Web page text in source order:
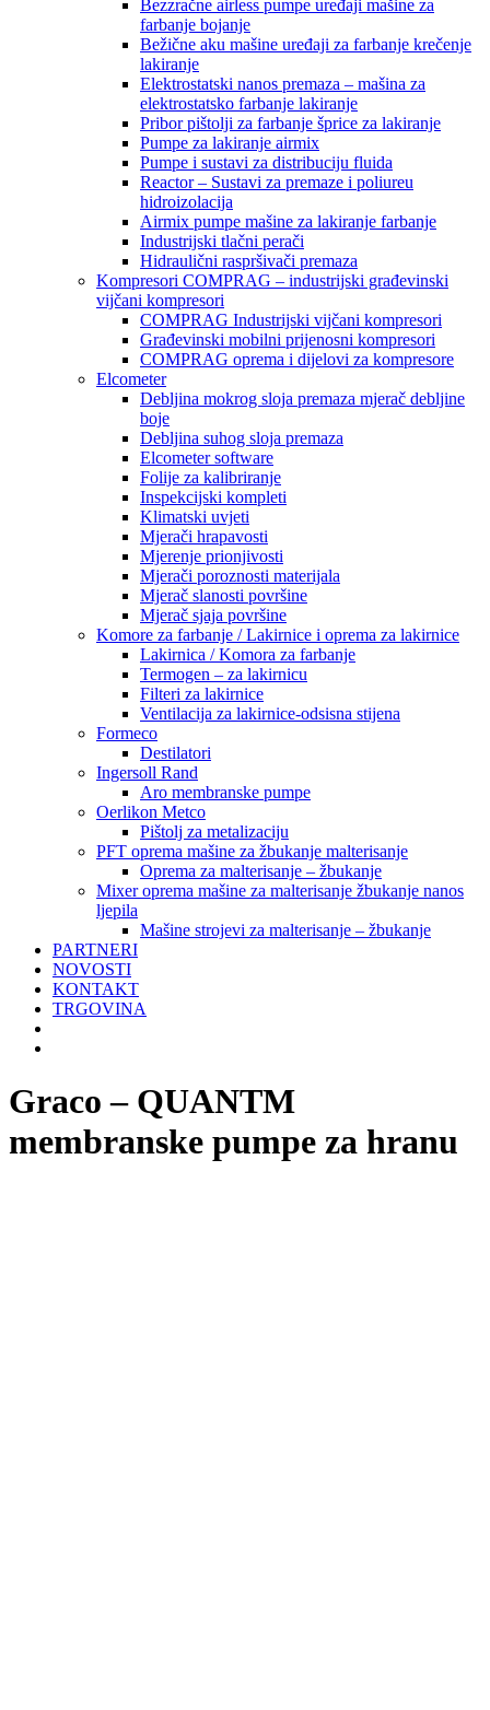
Bezzračne airless pumpe uređaji mašine za
farbanje bojanje
Bežične aku mašine uređaji za farbanje krečenje
lakiranje
Elektrostatski nanos premaza – mašina za
elektrostatsko farbanje lakiranje
Pribor pištolji za farbanje šprice za lakiranje
Pumpe za lakiranje airmix
Pumpe i sustavi za distribuciju fluida
Reactor – Sustavi za premaze i poliureu
hidroizolacija
Airmix pumpe mašine za lakiranje farbanje
Industrijski tlačni perači
Hidraulični raspršivači premaza
Kompresori COMPRAG – industrijski građevinski
vijčani kompresori
COMPRAG Industrijski vijčani kompresori
Građevinski mobilni prijenosni kompresori
COMPRAG oprema i dijelovi za kompresore
Elcometer
Debljina mokrog sloja premaza mjerač debljine
boje
Debljina suhog sloja premaza
Elcometer software
Folije za kalibriranje
Inspekcijski kompleti
Klimatski uvjeti
Mjerači hrapavosti
Mjerenje prionjivosti
Mjerači poroznosti materijala
Mjerač slanosti površine
Mjerač sjaja površine
Komore za farbanje / Lakirnice i oprema za lakirnice
Lakirnica / Komora za farbanje
Termogen – za lakirnicu
Filteri za lakirnice
Ventilacija za lakirnice-odsisna stijena
Formeco
Destilatori
Ingersoll Rand
Aro membranske pumpe
Oerlikon Metco
Pištolj za metalizaciju
PFT oprema mašine za žbukanje malterisanje
Oprema za malterisanje – žbukanje
Mixer oprema mašine za malterisanje žbukanje nanos
ljepila
Mašine strojevi za malterisanje – žbukanje
PARTNERI
NOVOSTI
KONTAKT
TRGOVINA
Graco – QUANTM
membranske pumpe za hranu